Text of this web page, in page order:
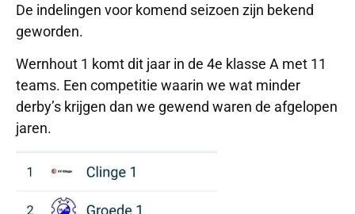
De indelingen voor komend seizoen zijn bekend
geworden.
Wernhout 1 komt dit jaar in de 4e klasse A met 11
teams. Een competitie waarin we wat minder
derby’s krijgen dan we gewend waren de afgelopen
jaren.